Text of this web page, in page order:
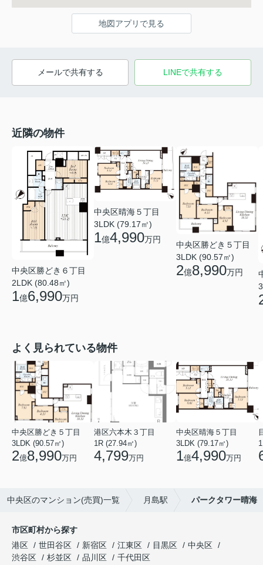
地図アプリで見る
メールで共有する LINEで共有する
近隣の物件
中央区勝どき６丁目
2LDK (80.48㎡)
1億6,990万円
中央区晴海５丁目
3LDK (79.17㎡)
1億4,990万円
中央区勝どき５丁目
3LDK (90.57㎡)
2億8,990万円
よく見られている物件
中央区勝どき５丁目
3LDK (90.57㎡)
2億8,990万円
港区六本木３丁目
1R (27.94㎡)
4,799万円
中央区晴海５丁目
3LDK (79.17㎡)
1億4,990万円
中央区のマンション(売買)一覧 月島駅 パークタワー晴海
市区町村から探す
港区
世田谷区 新宿区 江東区 目黒区
中央区
渋谷区
杉並区 品川区
千代田区